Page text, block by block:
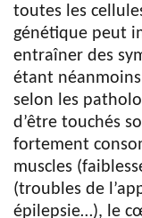
toutes les
génétique peut
entraîner des
étant
selon les
d’être touchés
fortement
muscles
(troubles de
épilepsie…), le